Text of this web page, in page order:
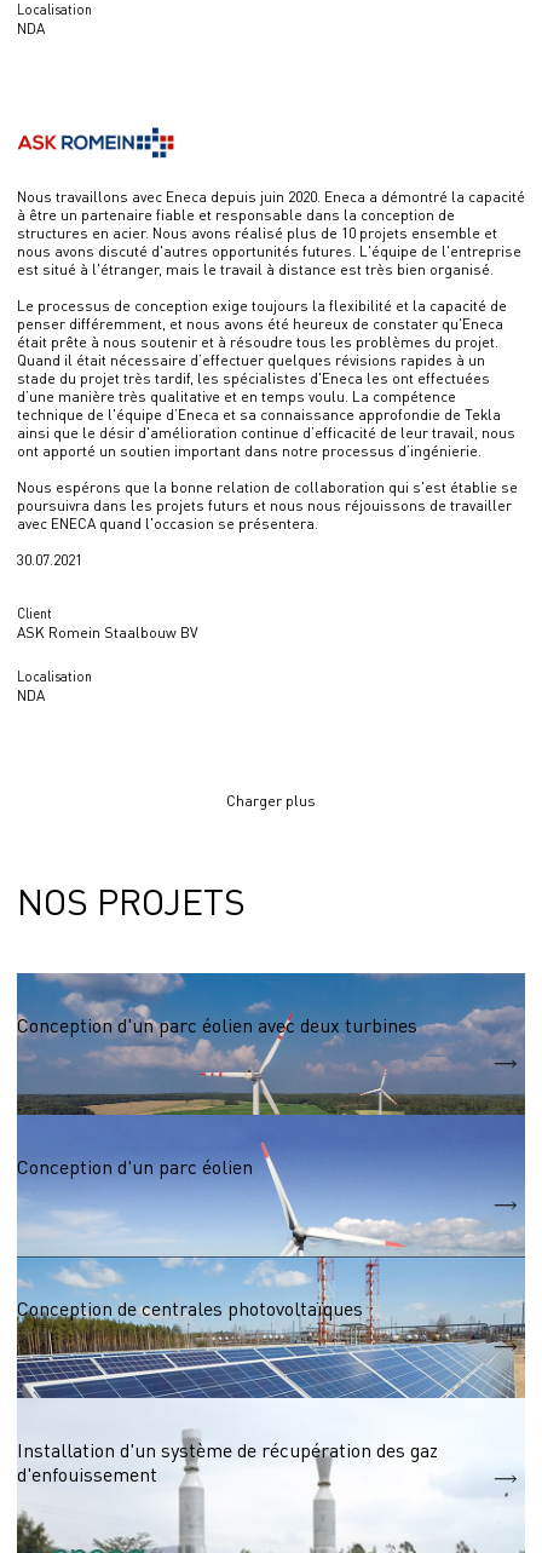
Localisation
NDA
Client
ASK Romein Staalbouw BV
Localisation
NDA
Nous travaillons avec Eneca depuis juin 2020. Eneca a démontré la capacité
à être un partenaire fiable et responsable dans la conception de
structures en acier. Nous avons réalisé plus de 10 projets ensemble et
nous avons discuté d'autres opportunités futures. L'équipe de l'entreprise
est situé à l'étranger, mais le travail à distance est très bien organisé.
Le processus de conception exige toujours la flexibilité et la capacité de
penser différemment, et nous avons été heureux de constater qu'Eneca
était prête à nous soutenir et à résoudre tous les problèmes du projet.
Quand il était nécessaire d’effectuer quelques révisions rapides à un
stade du projet très tardif, les spécialistes d'Eneca les ont effectuées
d’une manière très qualitative et en temps voulu. La compétence
technique de l'équipe d’Eneca et sa connaissance approfondie de Tekla
ainsi que le désir d'amélioration continue d’efficacité de leur travail, nous
ont apporté un soutien important dans notre processus d’ingénierie.
Nous espérons que la bonne relation de collaboration qui s'est établie se
poursuivra dans les projets futurs et nous nous réjouissons de travailler
avec ENECA quand l'occasion se présentera.
30.07.2021
Charger plus
NOS PROJETS
Énergie éolienne
Conception d'un parc éolien avec deux turbines
Conception d'un parc éolien
N
5,1 Mwt
Centrales solaires
Conception de centrales photovoltaïques
N
55,6 MW
Installation d'un système de récupération des gaz
d'enfouissement